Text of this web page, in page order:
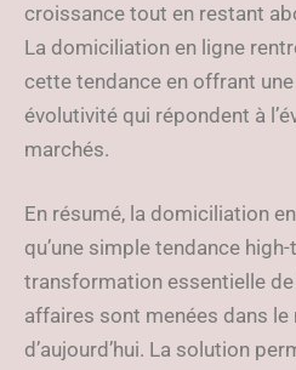
croissance tout en restant
La domiciliation en ligne
cette tendance en offrant
évolutivité qui répondent à
marchés.
En résumé, la domiciliation
qu’une simple tendance high-
transformation essentielle
affaires sont menées dans
d’aujourd’hui. La solution